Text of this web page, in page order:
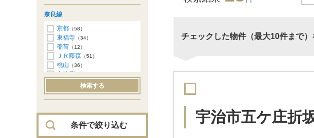
チェックした物件（最大10件まで）
宇治市五ケ庄折
奈良線
京都 （58）
東福寺 （34）
稲荷 （12）
ＪＲ藤森 （51）
桃山 （36）
六地蔵
（24）
黄檗（23）
宇治（22）
（57）
（55）
検索する
条件で絞り込む